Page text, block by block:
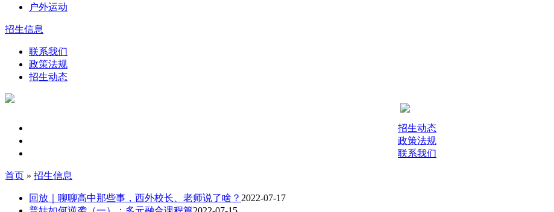
户外运动
招生信息
联系我们
政策法规
招生动态
招生动态
政策法规
联系我们
首页 » 招生信息
回放｜聊聊高中那些事，西外校长、老师说了啥？ 2022-07-17